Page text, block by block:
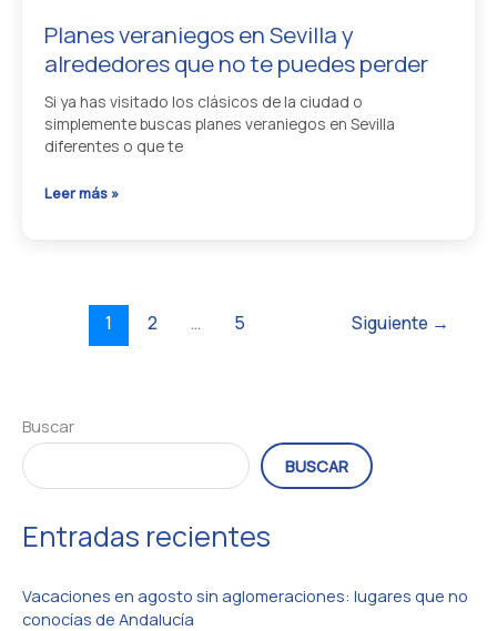
el
aeropuerto
Planes veraniegos en Sevilla y
alrededores que no te puedes perder
Si ya has visitado los clásicos de la ciudad o
simplemente buscas planes veraniegos en Sevilla
diferentes o que te
Planes
alrededores
puedes
Leer más »
1 2 … 5 Siguiente →
Buscar
BUSCAR
Entradas recientes
Vacaciones en agosto sin aglomeraciones: lugares que no
conocías de Andalucía